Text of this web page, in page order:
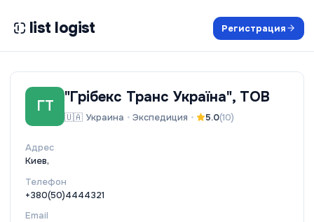
list logist Регистрация
ГТ
"Грібекс Транс Україна", ТОВ
🇺🇦 Украина • Экспедиция • 5.0(10)
Адрес
Киев,
Телефон
+380(50)4444321
Email